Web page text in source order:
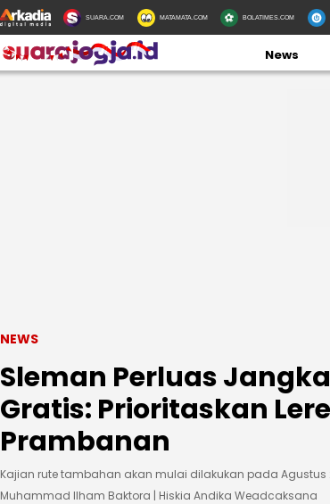
SUARA.COM MATAMATA.COM BOLATIMES.COM
News
NEWS
Sleman Perluas
Gratis: Prioritaskan
Prambanan
Kajian rute tambahan akan mulai dilakukan pada
Muhammad Ilham Baktora | Hiskia Andika Weadcaksana